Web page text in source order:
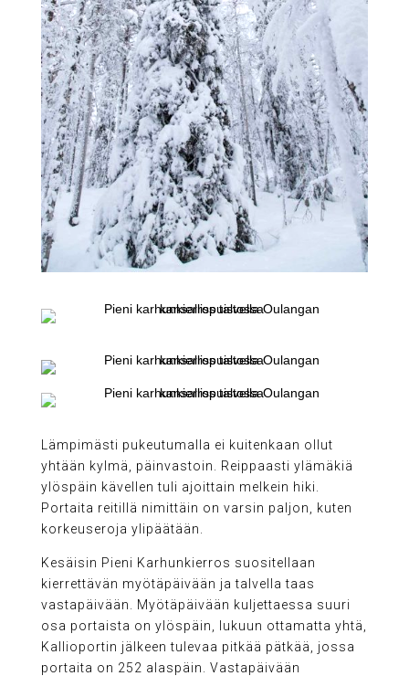
Lämpimästi pukeutumalla ei kuitenkaan ollut
yhtään kylmä, päinvastoin. Reippaasti ylämäkiä
ylöspäin kävellen tuli ajoittain melkein hiki.
Portaita reitillä nimittäin on varsin paljon, kuten
korkeuseroja ylipäätään.
Kesäisin Pieni Karhunkierros suositellaan
kierrettävän myötäpäivään ja talvella taas
vastapäivään. Myötäpäivään kuljettaessa suuri
osa portaista on ylöspäin, lukuun ottamatta yhtä,
Kallioportin jälkeen tulevaa pitkää pätkää, jossa
portaita on 252 alaspäin. Vastapäivään